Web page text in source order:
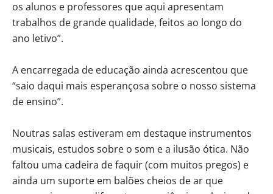
os alunos e professores que aqui apresentam
trabalhos de grande qualidade, feitos ao longo do
ano letivo”.
A encarregada de educação ainda acrescentou que
“saio daqui mais esperançosa sobre o nosso sistema
de ensino”.
Noutras salas estiveram em destaque instrumentos
musicais, estudos sobre o som e a ilusão ótica. Não
faltou uma cadeira de faquir (com muitos pregos) e
ainda um suporte em balões cheios de ar que